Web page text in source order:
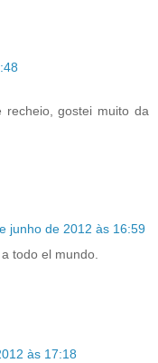
recheio, gostei muito da
junho de 2012 às 16:59
todo el mundo.
às 17:18